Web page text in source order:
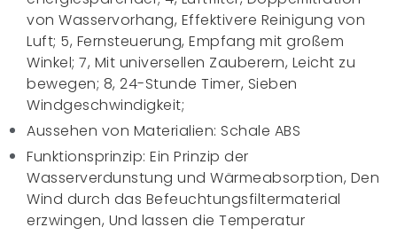
von Wasservorhang, Effektivere Reinigung von
Luft; 5, Fernsteuerung, Empfang mit großem
Winkel; 7, Mit universellen Zauberern, Leicht zu
bewegen; 8, 24-Stunde Timer, Sieben
Windgeschwindigkeit;
Aussehen von Materialien: Schale ABS
Funktionsprinzip: Ein Prinzip der
Wasserverdunstung und Wärmeabsorption, Den
Wind durch das Befeuchtungsfiltermaterial
erzwingen, Und lassen die Temperatur